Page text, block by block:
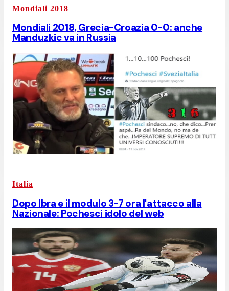
Mondiali 2018
Mondiali 2018, Grecia-Croazia 0-0: anche
Manduzkic va in Russia
Italia
Dopo Ibra e il modulo 3-7 ora l'attacco alla
Nazionale: Pochesci idolo del web